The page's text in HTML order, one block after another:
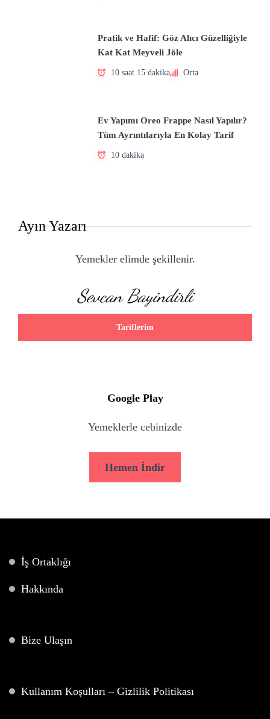
Pratik ve Hafif: Göz Alıcı Güzelliğiyle
Kat Kat Meyveli Jöle
10 saat 15 dakika Orta
Ev Yapımı Oreo Frappe Nasıl Yapılır?
Tüm Ayrıntılarıyla En Kolay Tarif
10 dakika
Ayın Yazarı
Yemekler elimde şekillenir.
Sevcan Bayindirli
Tariflerim
Google Play
Yemeklerle cebinizde
Hemen İndir
İş Ortaklığı
Hakkında
Bize Ulaşın
Kullanım Koşulları – Gizlilik Politikası